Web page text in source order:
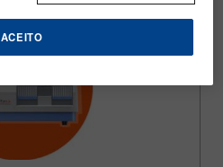
ACEITO